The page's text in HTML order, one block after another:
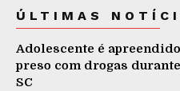
ÚLTIMAS
Adolescente é
preso com drogas
SC